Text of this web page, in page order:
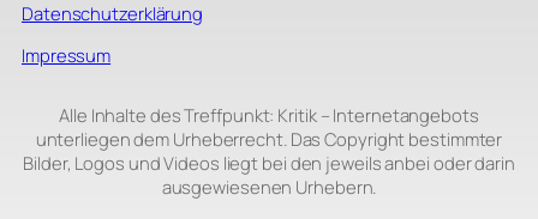
Datenschutzerklärung
Impressum
Alle Inhalte des Treffpunkt: Kritik – Internetangebots
unterliegen dem Urheberrecht. Das Copyright bestimmter
Bilder, Logos und Videos liegt bei den jeweils anbei oder darin
ausgewiesenen Urhebern.